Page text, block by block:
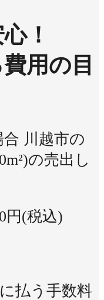
！
用の目
合 川越市の
の売出し
円(税込)
払う手数料